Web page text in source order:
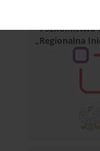
i Szkolnictwa
„Regionalna